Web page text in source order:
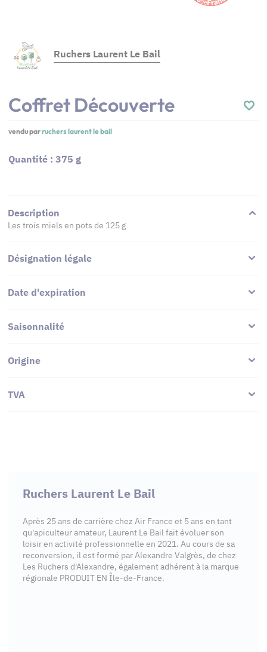
Ruchers Laurent Le Bail
Coffret Découverte
vendu parruchers laurent le bail
Quantité : 375 g
Description
Les trois miels en pots de 125 g
Désignation légale
Date d'expiration
Saisonnalité
Origine
TVA
Ruchers Laurent Le Bail
Après 25 ans de carrière chez Air France et 5 ans en tant
qu'apiculteur amateur, Laurent Le Bail fait évoluer son
loisir en activité professionnelle en 2021. Au cours de sa
reconversion, il est formé par Alexandre Valgrès, de chez
Les Ruchers d'Alexandre, également adhérent à la marque
régionale PRODUIT EN Île-de-France.